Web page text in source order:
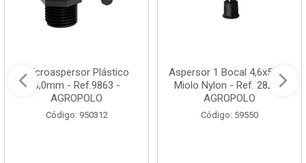
Microaspersor Plástico
3,0mm - Ref.9863 -
AGROPOLO
Código: 950312
Aspersor 1 Bocal 4,6x5mm
Miolo Nylon - Ref. 2822 -
AGROPOLO
Código: 59550